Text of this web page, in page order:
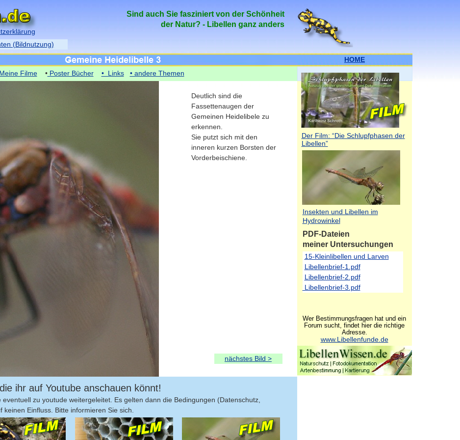
Deutlich sind die
Fassettenaugen der
Gemeinen Heidelibele zu
erkennen.
Sie putzt sich mit den
inneren kurzen Borsten der
Vorderbeischiene.
nächstes Bild >
zu youtude weitergeleitet. Es gelten dann die Bedingungen (Datenschutz,
Einfluss. Bitte informieren Sie sich.
ihr auf Youtube anschauen könnt!
HOME
Sind auch Sie fasziniert von der Schönheit
der Natur? - Libellen ganz anders
Der Film: “Die Schlupfphasen der
Libellen”
Wer Bestimmungsfragen hat und ein
Forum sucht, findet hier die richtige
Adresse.
www.Libellenfunde.de
Insekten und Libellen im
Hydrowinkel
(Bildnutzung)
15-Kleinlibellen und Larven
Libellenbrief-1.pdf
Libellenbrief-2.pdf
Libellenbrief-3.pdf
PDF-Dateien
meiner Untersuchungen
Meine Filme•Poster Bücher • Links • andere Themen